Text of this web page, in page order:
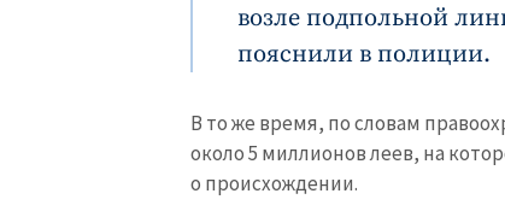
возле подпольной
пояснили в полиции.
В то же время, по словам
около 5 миллионов леев, на
о происхождении.